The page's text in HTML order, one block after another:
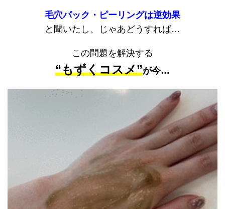
毛穴パック・ピーリングは逆効果
と聞いたし、じゃあどうすれば…
この問題を解決する
“もずくコスメ”が今…